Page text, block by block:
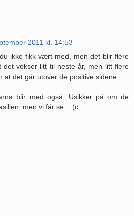
2011 kl. 14:53
ikke fikk vært med, men det blir flere
det vokser litt til neste år, men litt flere
at det går utover de positive sidene.
blir med også. Usikker på om de
men vi får se... (c: